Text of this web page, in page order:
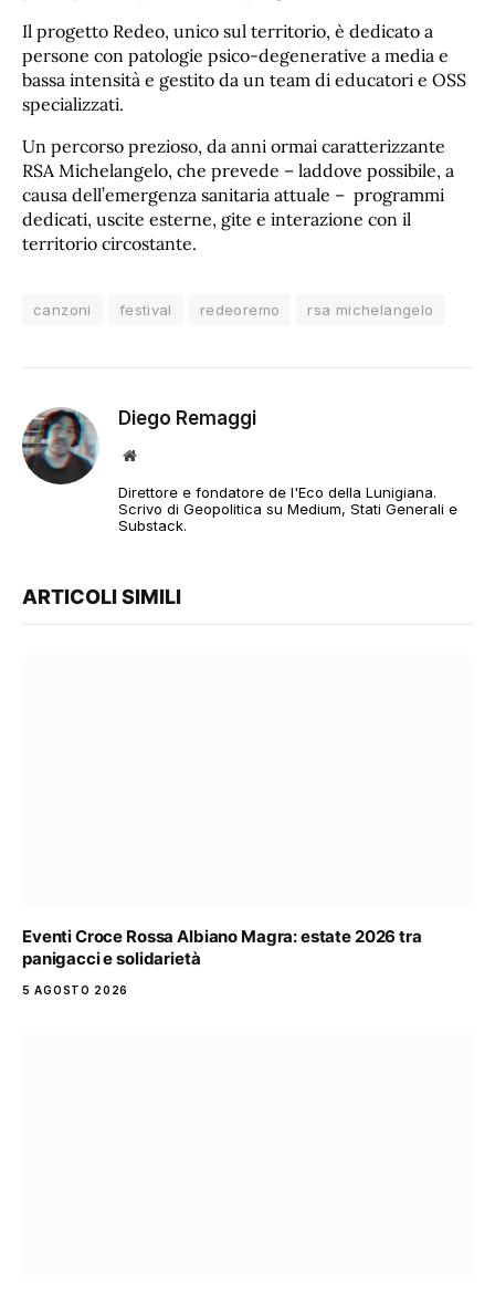
Il progetto Redeo, unico sul territorio, è dedicato a
persone con patologie psico-degenerative a media e
bassa intensità e gestito da un team di educatori e OSS
specializzati.
Un percorso prezioso, da anni ormai caratterizzante
RSA Michelangelo, che prevede – laddove possibile, a
causa dell’emergenza sanitaria attuale – programmi
dedicati, uscite esterne, gite e interazione con il
territorio circostante.
canzoni festival redeoremo rsa michelangelo
Diego Remaggi
Sito
Direttore e fondatore de l'Eco della Lunigiana.
Scrivo di Geopolitica su Medium, Stati Generali e
Substack.
ARTICOLI SIMILI
Eventi Croce Rossa Albiano Magra: estate 2026 tra
panigacci e solidarietà
5 AGOSTO 2026